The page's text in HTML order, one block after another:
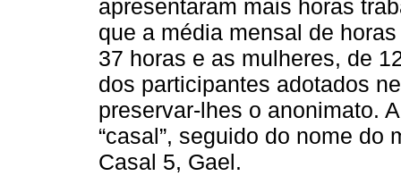
apresentaram mais horas
que a média mensal de
37 horas e as mulheres, de
dos participantes adotados
preservar-lhes o anonimato.
“casal”, seguido do nome do
Casal 5, Gael.